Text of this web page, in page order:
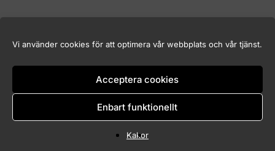
Vi använder cookies för att optimera vår webbplats och vår tjänst.
Acceptera cookies
Enbart funktionellt
Kakor